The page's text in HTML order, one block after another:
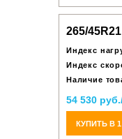
265/45R21
Индекс
Индекс
Наличие
54 530
КУПИТЬ В